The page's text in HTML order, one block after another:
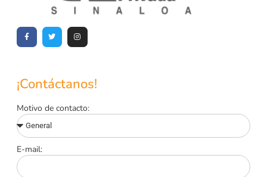
¡Contáctanos!
Motivo de contacto:
E-mail: